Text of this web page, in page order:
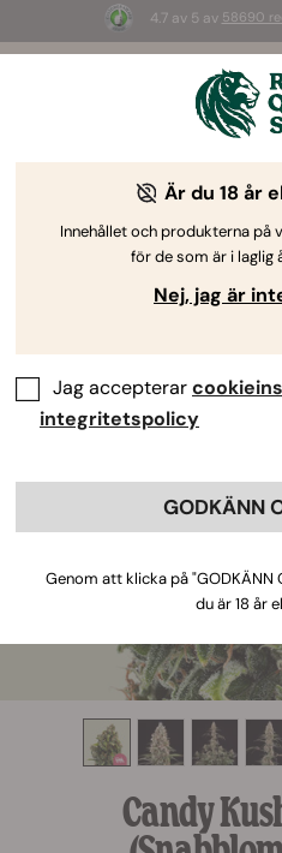
4.7 av 5 av 58690
3 White Widow
Candy
Är du 18 år
Innehållet och produkterna på
för de som är i laglig
Nej, jag är
Jag accepterar
integritetspolicy
GODKÄNN
Genom att klicka på
du är 18 år